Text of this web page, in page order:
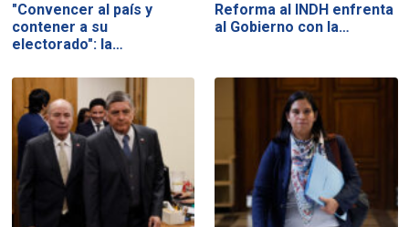
"Convencer al país y
contener a su
electorado": la…
Reforma al INDH enfrenta
al Gobierno con la…